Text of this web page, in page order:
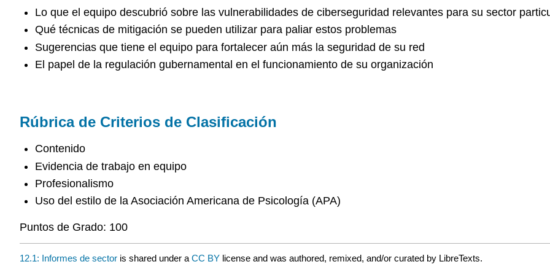
Lo que el equipo descubrió sobre las vulnerabilidades de ciberseguridad relevantes para su sector
Qué técnicas de mitigación se pueden utilizar para paliar estos problemas
Sugerencias que tiene el equipo para fortalecer aún más la seguridad de su red
El papel de la regulación gubernamental en el funcionamiento de su organización
Rúbrica de Criterios de Clasificación
Contenido
Evidencia de trabajo en equipo
Profesionalismo
Uso del estilo de la Asociación Americana de Psicología (APA)
Puntos de Grado: 100
12.1: Informes de sector is shared under a CC BY license and was authored, remixed, and/or curated by LibreTexts.